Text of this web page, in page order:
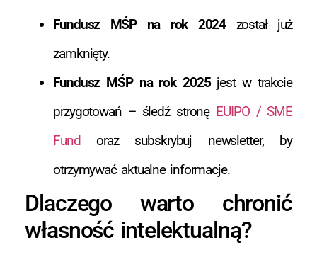
Fundusz MŚP na rok 2024został już
zamknięty.
Fundusz MŚP na rok 2025jest w trakcie
przygotowań – śledź stronę EUIPO / SME
Fundoraz subskrybuj newsletter, by
otrzymywać aktualne informacje.
Dlaczego warto chronić
własność intelektualną?